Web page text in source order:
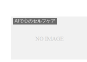
AIで心のセルフケア